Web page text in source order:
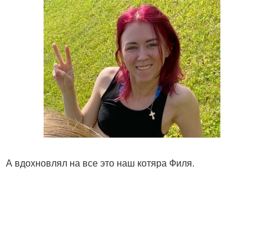
А вдохновлял на все это наш котяра Филя.